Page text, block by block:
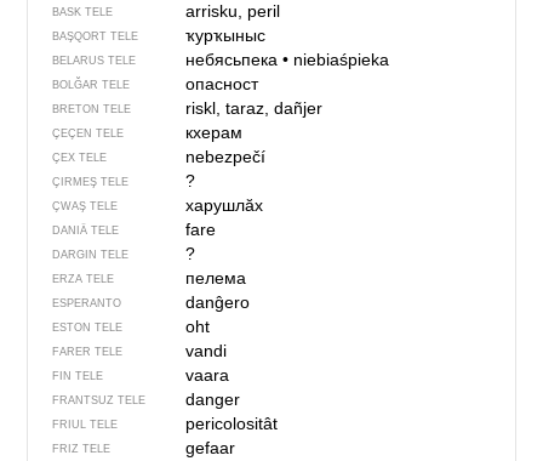
BASK TELE arrisku, peril
BAŞQORT TELE ҡурҡыныс
BELARUS TELE небясьпека• niebiaśpieka
BOLĞAR TELE опасност
BRETON TELE riskl, taraz, dañjer
ÇEÇEN TELE кхерам
ÇEX TELE nebezpečí
ÇIRMEŞ TELE ?
ÇWAŞ TELE харушлӑх
DANIÄ TELE fare
DARGIN TELE ?
ERZA TELE пелема
ESPERANTO danĝero
ESTON TELE oht
FARER TELE vandi
FIN TELE vaara
FRANTSUZ TELE danger
FRIUL TELE pericolositât
FRIZ TELE gefaar